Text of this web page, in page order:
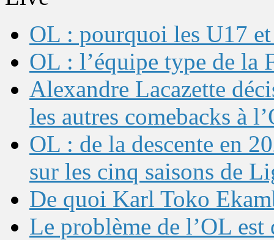
OL : pourquoi les U17
OL : l’équipe type de la
Alexandre Lacazette
les autres comebacks à
OL : de la descente en
sur les cinq saisons de
De quoi Karl Toko
Le problème de l’OL